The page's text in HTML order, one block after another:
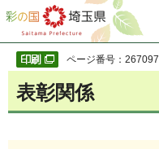
彩の国 埼玉県
ページ番号：267097
表彰関係